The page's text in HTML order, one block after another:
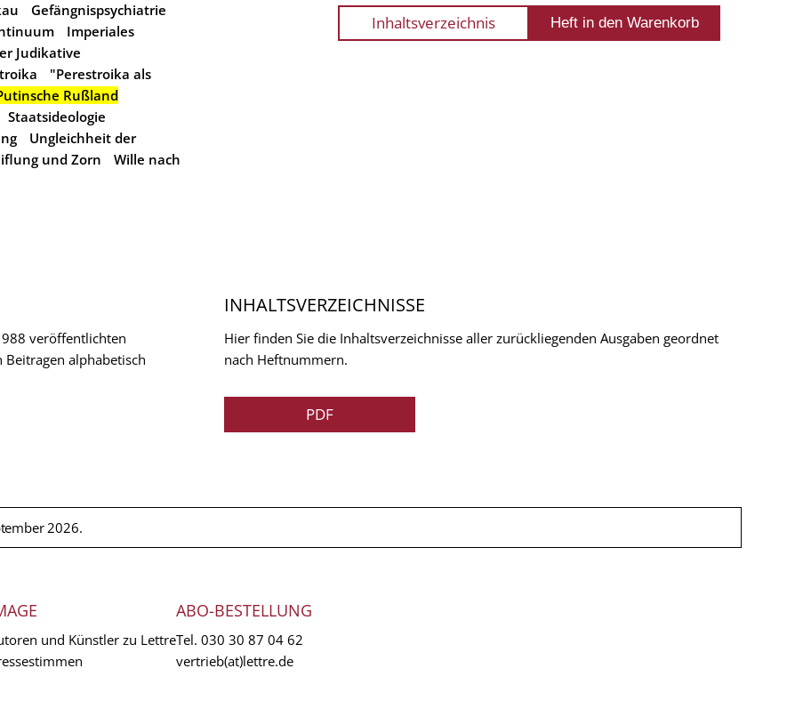
Gefängnispsychiatrie
Imperiales
Judikative
"Perestroika als
Rußland
Staatsideologie
Ungleichheit der
und Zorn
Wille nach
Inhaltsverzeichnis
veröffentlichten
alphabetisch
INHALTSVERZEICHNISSE
Hier finden Sie die Inhaltsverzeichnisse aller zurückliegenden Ausgaben geordnet
nach Heftnummern.
PDF
2026.
und Künstler zu Lettre
ABO-BESTELLUNG
Tel. 030 30 87 04 62
vertrieb(at)lettre.de